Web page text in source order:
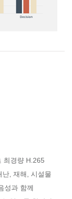
최경량 H.265
난, 재해, 시설물
성과 함께